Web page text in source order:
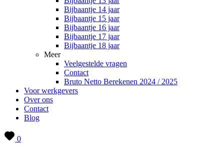
Bijbaantje 14 jaar
Bijbaantje 15 jaar
Bijbaantje 16 jaar
Bijbaantje 17 jaar
Bijbaantje 18 jaar
Meer
Veelgestelde vragen
Contact
Bruto Netto Berekenen 2024 / 2025
Voor werkgevers
Over ons
Contact
Blog
0